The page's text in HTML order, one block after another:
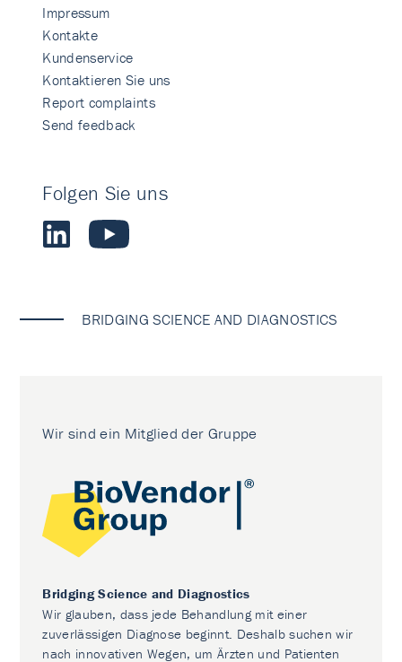
Impressum
Kontakte
Kundenservice
Kontaktieren Sie uns
Report complaints
Send feedback
Folgen Sie uns
BRIDGING SCIENCE AND DIAGNOSTICS
Wir sind ein Mitglied der Gruppe
Bridging Science and Diagnostics
Wir glauben, dass jede Behandlung mit einer
zuverlässigen Diagnose beginnt. Deshalb suchen wir
nach innovativen Wegen, um Ärzten und Patienten